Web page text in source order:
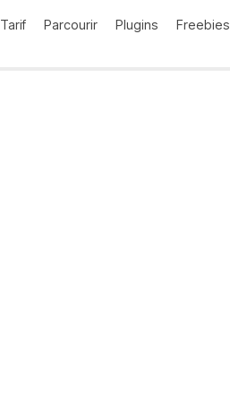
Tarif Parcourir Plugins Freebies